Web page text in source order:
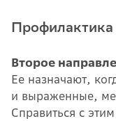
Профилактика
Второе
Ее назначают,
и выраженные,
Справиться с